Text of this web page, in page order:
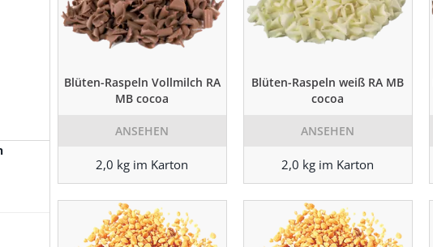
Blüten-Raspeln Vollmilch RA
MB cocoa
ANSEHEN
2,0 kg im Karton
Blüten-Raspeln weiß RA MB
cocoa
ANSEHEN
2,0 kg im Karton